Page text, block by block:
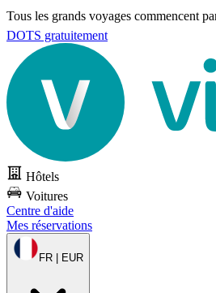
Tous les grands voyages commencent
DOTS gratuitement
Hôtels
Voitures
Centre d'aide
Mes réservations
FR | EUR